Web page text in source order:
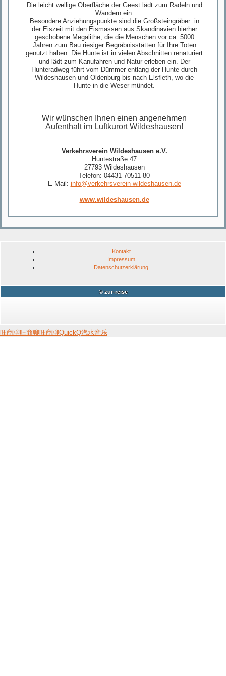
Die leicht wellige Oberfläche der Geest lädt zum Radeln und
Wandern ein.
Besondere Anziehungspunkte sind die Großsteingräber: in
der Eiszeit mit den Eismassen aus Skandinavien hierher
geschobene Megalithe, die die Menschen vor ca. 5000
Jahren zum Bau riesiger Begräbnisstätten für Ihre Toten
genutzt haben. Die Hunte ist in vielen Abschnitten renaturiert
und lädt zum Kanufahren und Natur erleben ein. Der
Hunteradweg führt vom Dümmer entlang der Hunte durch
Wildeshausen und Oldenburg bis nach Elsfleth, wo die
Hunte in die Weser mündet.
Wir wünschen Ihnen einen angenehmen
Aufenthalt im Luftkurort Wildeshausen!
Verkehrsverein Wildeshausen e.V.
Huntestraße 47
27793 Wildeshausen
Telefon: 04431 70511-80
E-Mail: info@verkehrsverein-wildeshausen.de
www.wildeshausen.de
Kontakt
Impressum
Datenschutzerklärung
© zur-reise
旺商聊旺商聊旺商聊QuickQ汽水音乐